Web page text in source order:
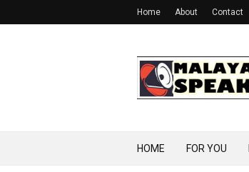
Home About Contact
HOME FOR YOU